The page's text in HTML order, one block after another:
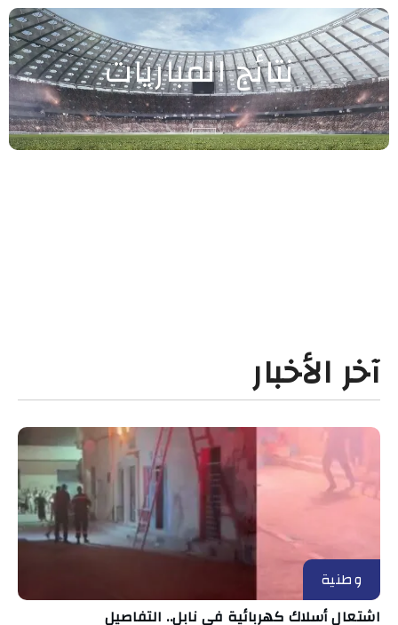
نتائج المباريات
آخر الأخبار
وطنية
اشتعال أسلاك كهربائية في نابل.. التفاصيل